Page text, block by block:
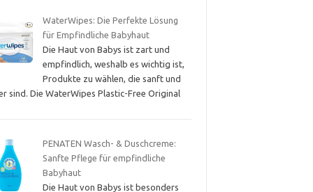
WaterWipes: Die Perfekte Lösung
für Empfindliche Babyhaut
Die Haut von Babys ist zart und
empfindlich, weshalb es wichtig ist,
Produkte zu wählen, die sanft und
sind. Die WaterWipes Plastic-Free Original
PENATEN Wasch- & Duschcreme:
Sanfte Pflege für empfindliche
Babyhaut
Die Haut von Babys ist besonders